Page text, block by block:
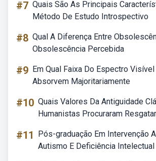
#7 Quais São As Principais
Método De Estudo Introspectivo
#8 Qual A Diferença Entre
Obsolescência Percebida
#9 Em Qual Faixa Do Espectro
Absorvem Majoritariamente
#10 Quais Valores Da Antiguidade
Humanistas Procuraram Resgatar
#11
Pós-graduação Em Intervenção
Autismo E Deficiência Intelectual